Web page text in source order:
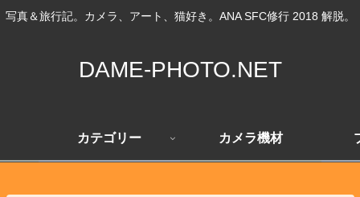
写真＆旅行記。カメラ、アート、猫好き。ANA SFC修行 2018 解脱。
DAME-PHOTO.NET
カテゴリー カメラ機材